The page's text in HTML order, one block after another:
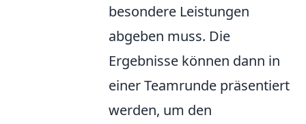
besondere Leistungen
abgeben muss. Die
Ergebnisse können dann in
einer Teamrunde präsentiert
werden, um den